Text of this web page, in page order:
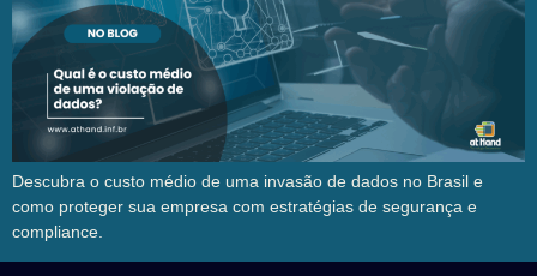
Descubra o custo médio de uma invasão de dados no Brasil e
como proteger sua empresa com estratégias de segurança e
compliance.